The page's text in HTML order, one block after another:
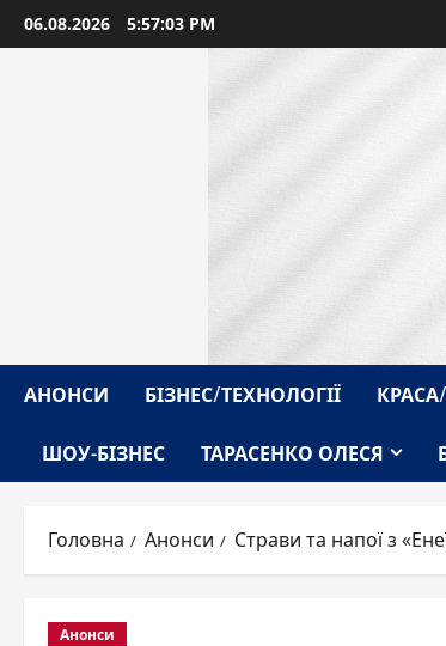
Перейти
до
06.08.2026 5:57:05 PM
АНОНСИ БІЗНЕС/ТЕХНОЛОГІЇ
ШОУ-БІЗНЕС ТАРАСЕНКО ОЛЕСЯ
Головна Анонси Страви та напої з
Анонси